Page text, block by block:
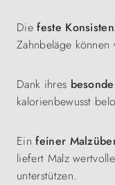
Diefeste
Zahnbeläge
Dank ihres
kalorienbewusst
Einfeiner
liefert Malz
unterstützen.